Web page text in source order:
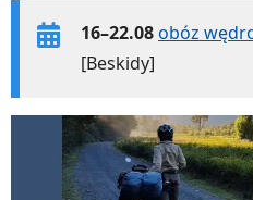
16–22.08obóz
[Beskidy]